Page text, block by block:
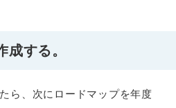
成する。
ら、次にロードマップを年度